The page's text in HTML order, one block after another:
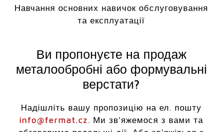
Навчання основних навичок обслуговування
та експлуатації
Ви пропонуєте на продаж
металообробні або формувальні
верстати?
Надішліть вашу пропозицію на ел. пошту
info@fermat.cz. Ми зв'яжемося з вами та